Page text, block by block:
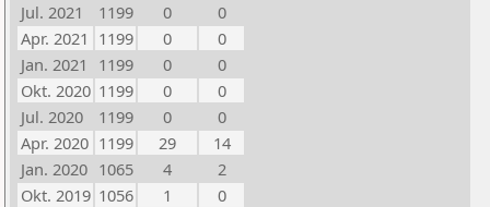
Jul. 2021
1199 0
0
Apr. 2021 1199 0
0
Jan. 2021
1199 0
0
Okt. 2020 1199 0
0
Jul. 2020
1199 0
0
Apr. 2020 1199 29
14
Jan. 2020 1065 4
2
Okt. 2019 1056 1
0